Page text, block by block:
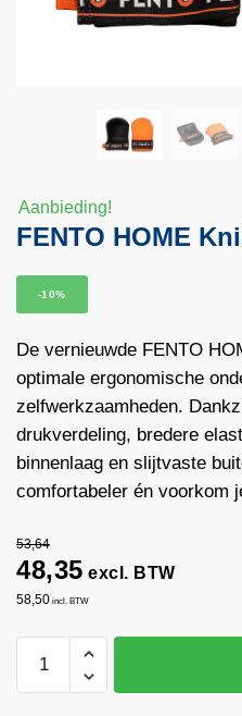
Aanbieding!
FENTO HOME
-10%
De vernieuwde FENTO
optimale ergonomische
zelfwerkzaamheden.
drukverdeling, bredere
binnenlaag en slijtvaste
comfortabeler én voorkom
53,64
48,35 excl. BTW
58,50 incl. BTW
HOME